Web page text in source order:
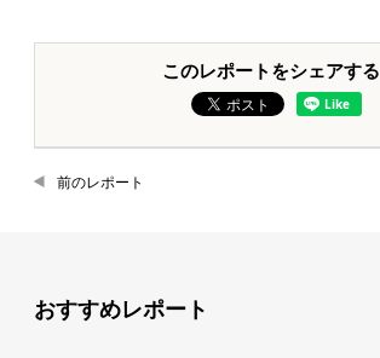
このレポートをシェアする
前のレポート
おすすめレポート